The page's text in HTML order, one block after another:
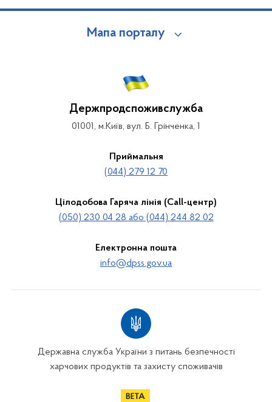
Мапа порталу
Держпродспоживслужба
01001, м.Київ, вул. Б. Грінченка, 1
Приймальня
(044) 279 12 70
Цілодобова Гаряча лінія (Call-центр)
(050) 230 04 28 або (044) 244 82 02
Електронна пошта
info@dpss.gov.ua
Державна служба України з питань безпечності
харчових продуктів та захисту споживачів